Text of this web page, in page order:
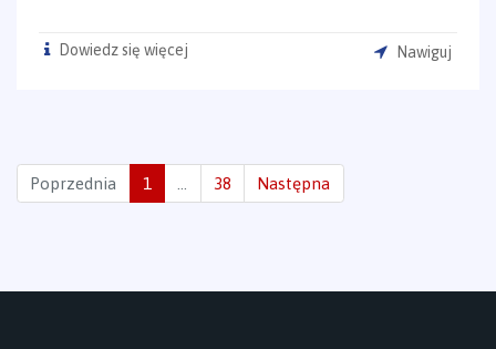
Dowiedz się więcej Nawiguj
Poprzednia 1 38 Następna